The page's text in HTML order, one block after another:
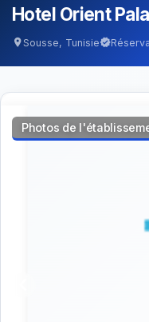
Hotel Orient
location_onSousse, Tunisieverified
Photos de